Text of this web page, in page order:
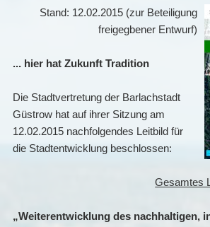
Stand: 12.02.2015 (zur Beteiligung
freigegbener Entwurf)
... hier hat Zukunft Tradition
Die Stadtvertretung der Barlachstadt
Güstrow hat auf ihrer Sitzung am
12.02.2015 nachfolgendes Leitbild für
die Stadtentwicklung beschlossen:
Gesamtes
„Weiterentwicklung des nachhaltigen,